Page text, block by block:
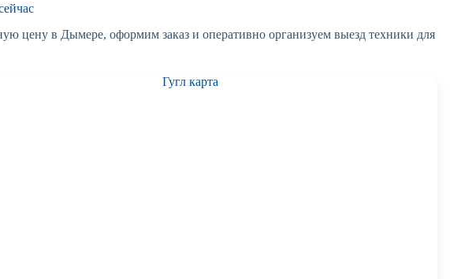
цену в Дымере, оформим заказ и оперативно организуем выезд техники для
Гугл карта